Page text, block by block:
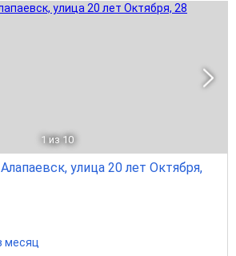
1 из 10
улица 20 лет Октября,
месяц